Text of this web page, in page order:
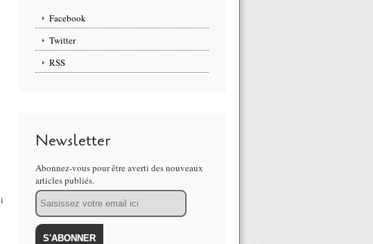
Facebook
Twitter
RSS
Newsletter
Abonnez-vous pour être averti des nouveaux
articles publiés.
Email